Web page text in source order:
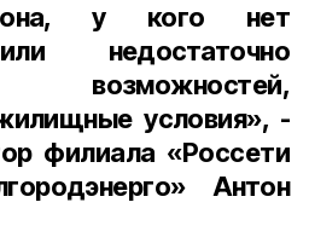
у кого нет
недостаточно
возможностей,
условия», -
филиала «Россети
Антон